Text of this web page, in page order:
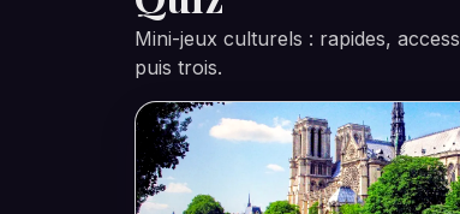
Mini-jeux culturels : rapides,
puis trois.